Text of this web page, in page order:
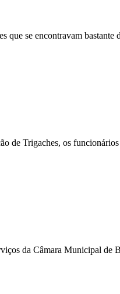
se encontravam
de Trigaches, os
da Câmara Municipal